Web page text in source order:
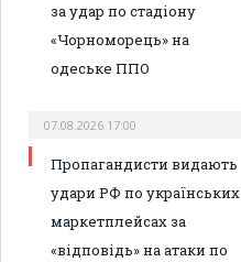
за удар по стадіону
«Чорноморець» на
одеське ППО
07.08.2026 17:00
Пропагандисти видають
удари РФ по українських
маркетплейсах за
«відповідь» на атаки по